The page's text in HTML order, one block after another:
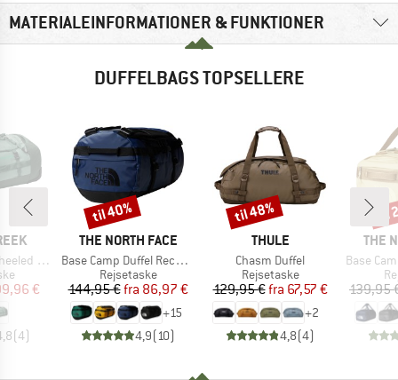
MATERIALEINFORMATIONER & FUNKTIONER
DUFFELBAGS TOPSELLERE
130
pris
€
(4)
MÆRKE
THE NORTH FACE
Artikel
Base Camp Duffel Recycled Small
Produktgruppe
Rejsetaske
Pris
144,95 € Nedsat pris
fra 86,97 €
+15
4,9(10)
Rabat
til 40%
MÆRKE
THULE
Artikel
Chasm Duffel
Produktgruppe
Rejsetaske
Pris
129,95 € Nedsat pris
fra 67,57 €
+2
4,8(4)
Rabat
til 48%
THE
Artikel
Base Camp
139,95